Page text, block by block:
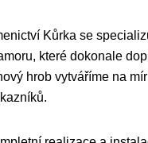
Kůrka se
které dokonale
hrob vytváříme na